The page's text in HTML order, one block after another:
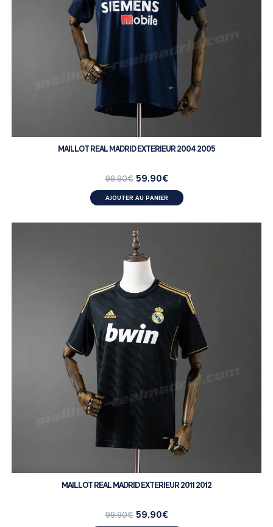
MAILLOT REAL MADRID EXTERIEUR 2004 2005
99.90€ 59.90€
AJOUTER AU PANIER
MAILLOT REAL MADRID EXTERIEUR 2011 2012
99.90€ 59.90€